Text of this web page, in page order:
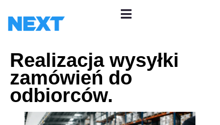
Realizacja wysyłki
zamówień do
odbiorców.